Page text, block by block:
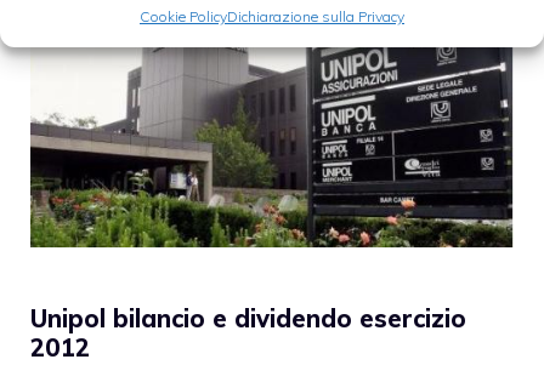
Cookie PolicyDichiarazione sulla Privacy
Unipol bilancio e dividendo esercizio
2012